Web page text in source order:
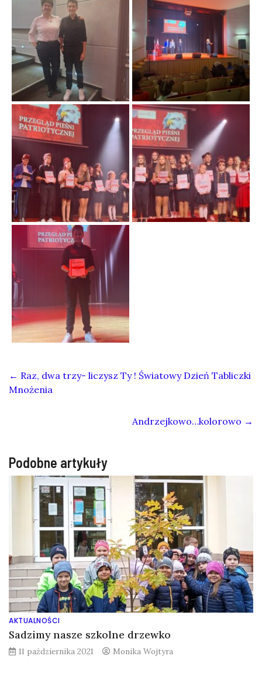
← Raz, dwa trzy- liczysz Ty ! Światowy Dzień Tabliczki
Mnożenia
Andrzejkowo…kolorowo →
Podobne artykuły
AKTUALNOŚCI
Sadzimy nasze szkolne drzewko
11 października 2021 Monika Wojtyra